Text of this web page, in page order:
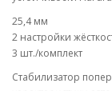
25,4 мм
2 настройки
3 шт./комплект
Стабилизатор